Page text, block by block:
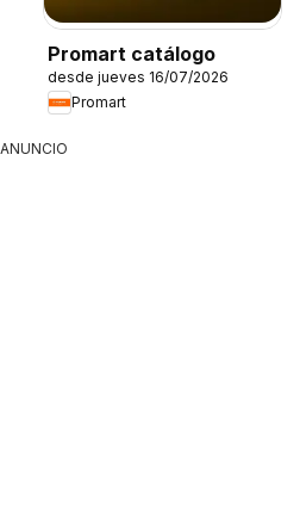
Promart catálogo
desde jueves 16/07/2026
Promart
ANUNCIO